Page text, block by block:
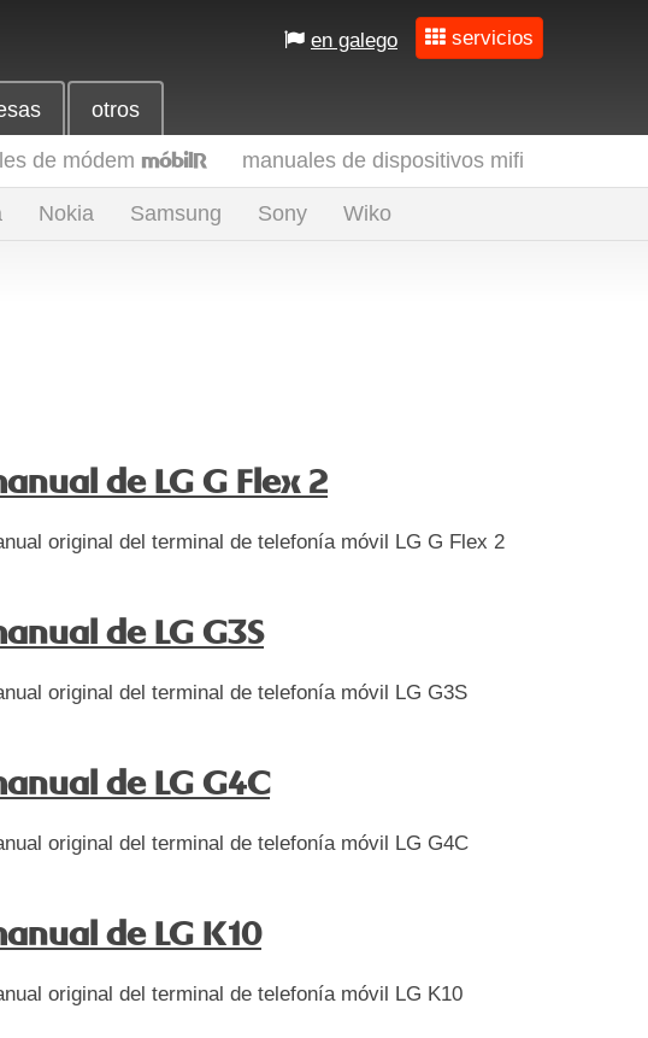
en galego servicios
otros
de módem móbilR manuales de dispositivos mifi
Nokia Samsung Sony Wiko
de LG G Flex 2
original del terminal de telefonía móvil LG G Flex 2
de LG G3S
original del terminal de telefonía móvil LG G3S
de LG G4C
original del terminal de telefonía móvil LG G4C
de LG K10
original del terminal de telefonía móvil LG K10